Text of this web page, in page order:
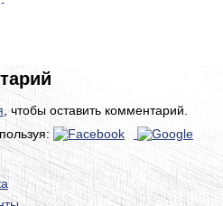
, чтобы оставить комментарий.